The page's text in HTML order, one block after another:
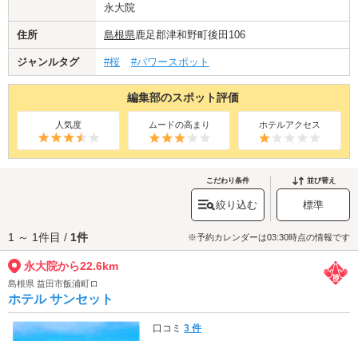
永大院
住所 島根県 鹿足郡津和野町後田106
ジャンルタグ #桜 #パワースポット
編集部のスポット評価
人気度 ムードの高まり ホテルアクセス
こだわり条件
絞り込む
並び替え
標準
1 ～ 1件目 / 1件 ※予約カレンダーは03:30時点の情報です
永大院から22.6km
島根県 益田市飯浦町ロ
ホテル サンセット
口コミ3 件